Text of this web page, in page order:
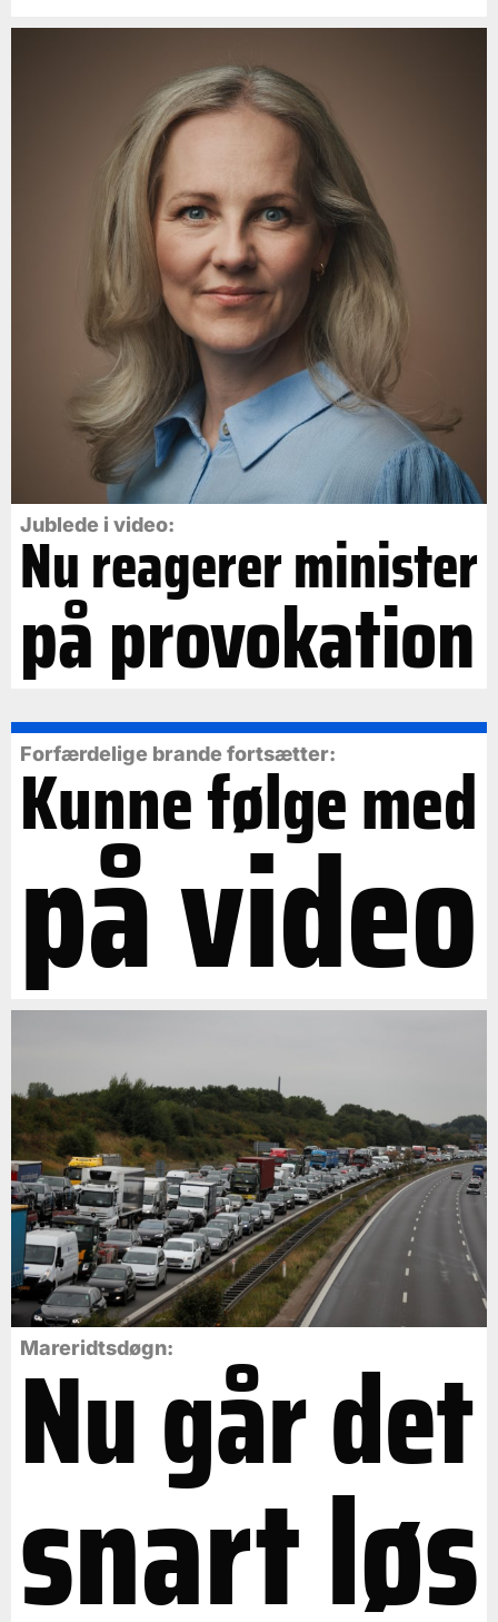
Jublede i video:
Nu reagerer minister
på provokation
Forfærdelige brande fortsætter:
Kunne følge med
på video
Mareridtsdøgn:
Nu går det
snart løs